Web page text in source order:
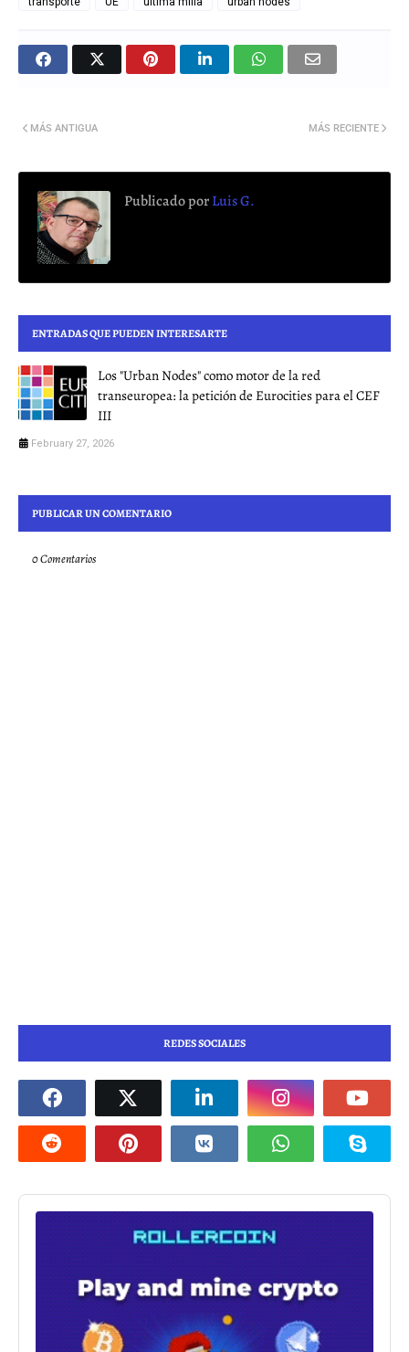
MÁS RECIENTE
MÁS ANTIGUA
Publicado porLuis G.
ENTRADAS QUE PUEDEN INTERESARTE
Los "Urban Nodes" como motor de la red
transeuropea: la petición de Eurocities para el CEF
III
February 27, 2026
PUBLICAR UN COMENTARIO
0 Comentarios
REDES SOCIALES